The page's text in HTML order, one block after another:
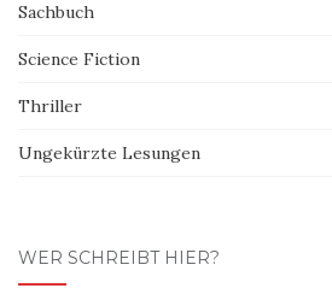
Sachbuch
Science Fiction
Thriller
Ungekürzte Lesungen
WER SCHREIBT HIER?